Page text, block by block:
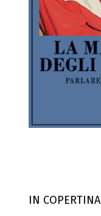
IN COPERTINA